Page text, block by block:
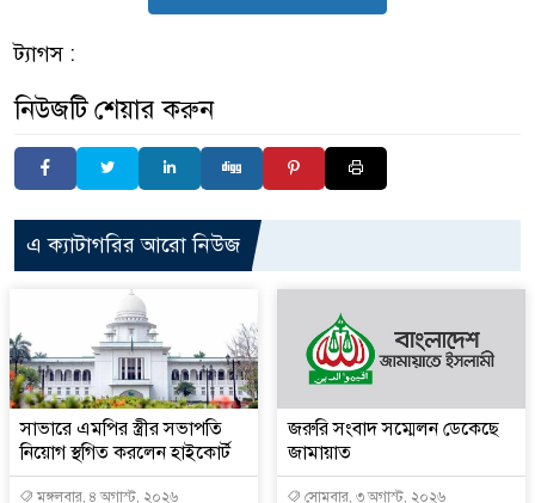
ট্যাগস :
নিউজটি শেয়ার করুন
এ ক্যাটাগরির আরো নিউজ
সাভারে এমপির স্ত্রীর সভাপতি
নিয়োগ স্থগিত করলেন হাইকোর্ট
মঙ্গলবার, ৪ অগাস্ট, ২০২৬
জরুরি সংবাদ সম্মেলন ডেকেছে
জামায়াত
সোমবার, ৩ অগাস্ট, ২০২৬